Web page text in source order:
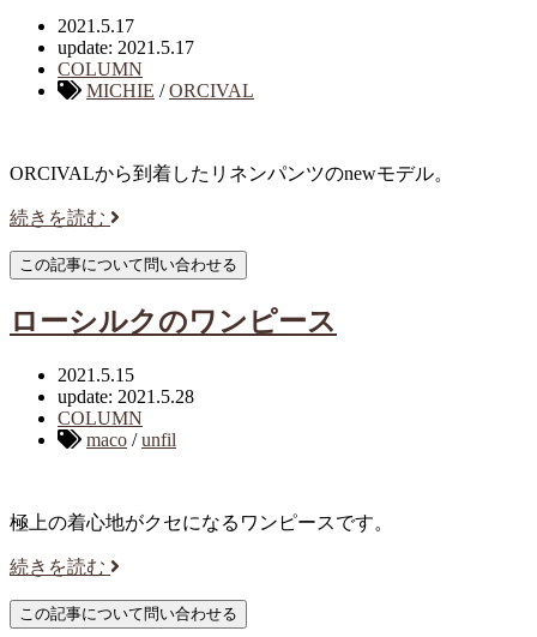
2021.5.17
update: 2021.5.17
COLUMN
MICHIE /ORCIVAL
ORCIVALから到着したリネンパンツのnewモデル。
続きを読む
ローシルクのワンピース
2021.5.15
update: 2021.5.28
COLUMN
maco /unfil
極上の着心地がクセになるワンピースです。
続きを読む